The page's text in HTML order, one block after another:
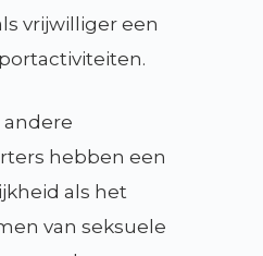
vrijwilliger een
andere
hebben een
als het
van seksuele